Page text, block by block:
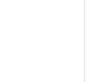
、写真と異なる場